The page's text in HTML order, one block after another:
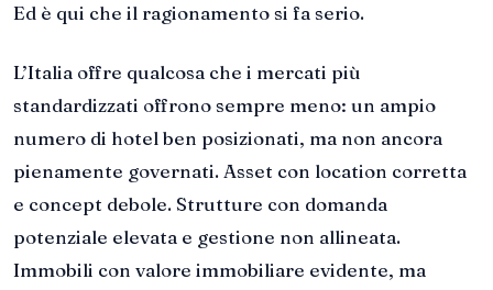
Ed è qui che il ragionamento si fa serio.
L’Italia offre qualcosa che i mercati più
standardizzati offrono sempre meno: un ampio
numero di hotel ben posizionati, ma non ancora
pienamente governati. Asset con location corretta
e concept debole. Strutture con domanda
potenziale elevata e gestione non allineata.
Immobili con valore immobiliare evidente, ma